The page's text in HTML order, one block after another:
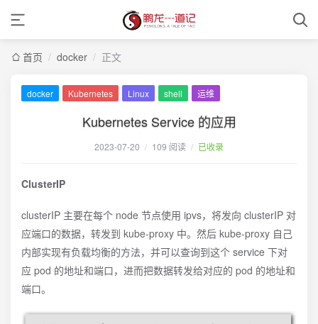
首页 / docker / 正文
docker Kubernetes Linux shell 运维
Kubernetes Service 的应用
2023-07-20 / 109 阅读 / 已收录
ClusterIP
clusterIP 主要在每个 node 节点使用 ipvs，将发向 clusterIP 对
应端口的数据，转发到 kube-proxy 中。然后 kube-proxy 自己
内部实现有负载均衡的方法，并可以查询到这个 service 下对
应 pod 的地址和端口，进而把数据转发给对应的 pod 的地址和
端口。